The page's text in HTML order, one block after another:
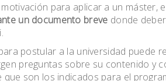
para aplicar a un máster,
un documento breve donde
postular a la universidad puede
preguntas sobre su contenido y
son los indicados para el